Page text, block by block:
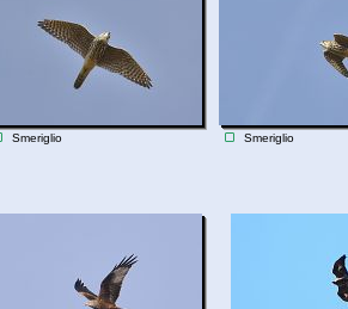
Smeriglio Smeriglio